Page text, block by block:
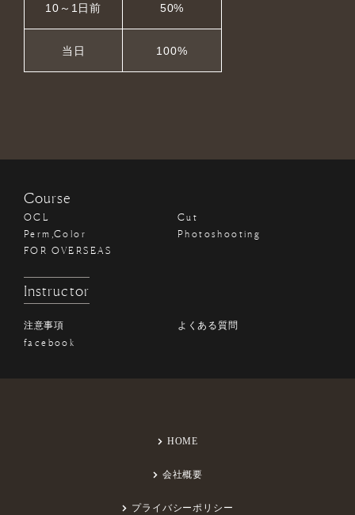
10～1日前 50%
当日 100%
Course
OCL
Cut
Perm,Color
Photoshooting
FOR OVERSEAS
Instructor
注意事項 よくある質問
facebook
HOME
会社概要
プライバシーポリシー